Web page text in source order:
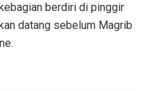
berdiri di pinggir
datang sebelum Magrib